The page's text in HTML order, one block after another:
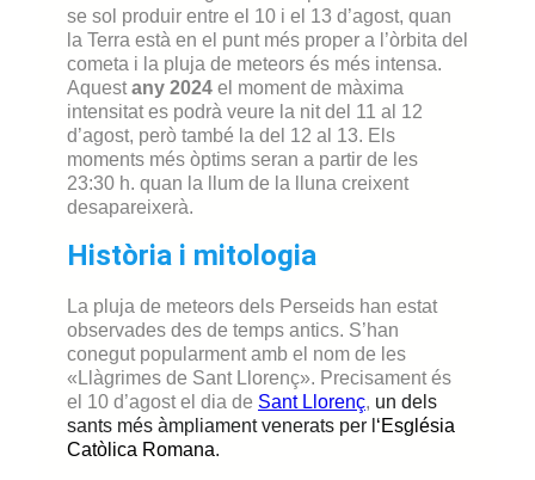
se sol produir entre el 10 i el 13 d’agost, quan
la Terra està en el punt més proper a l’òrbita del
cometa i la pluja de meteors és més intensa.
Aquestany 2024 el moment de màxima
intensitat es podrà veure la nit del 11 al 12
d’agost, però també la del 12 al 13. Els
moments més òptims seran a partir de les
23:30 h. quan la llum de la lluna creixent
desapareixerà.
Història i mitologia
La pluja de meteors dels Perseids han estat
observades des de temps antics. S’han
conegut popularment amb el nom de les
«Llàgrimes de Sant Llorenç». Precisament és
el 10 d’agost el dia de Sant Llorenç, un dels
sants més àmpliament venerats per l ‘Església
Catòlica Romana.